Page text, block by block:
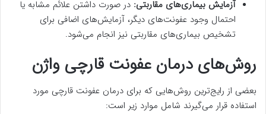
آزمایش بیماری‌های مقاربتی: در صورت داشتن علائم مشابه یا
احتمال وجود عفونت‌های دیگر، آزمایش‌‌های اضافی برای
تشخیص بیماری‌های مقاربتی نیز انجام می‌شود.
روش‌های درمان عفونت قارچی واژن
بعضی از رایج‌ترین روش‌هایی که برای درمان عفونت قارچی مورد
استفاده قرار می‌گیرند شامل موارد زیر است: